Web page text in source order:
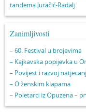
tandema Juračić-Radalj
Zanimljivosti
– 60. Festival u brojevima
– Kajkavska popijevka u
– Povijest i razvoj
– O ženskim klapama
– Poletarci iz Opuzena –